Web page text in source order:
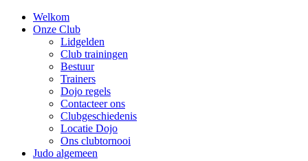
Welkom
Onze Club
Lidgelden
Club trainingen
Bestuur
Trainers
Dojo regels
Contacteer ons
Clubgeschiedenis
Locatie Dojo
Ons clubtornooi
Judo algemeen